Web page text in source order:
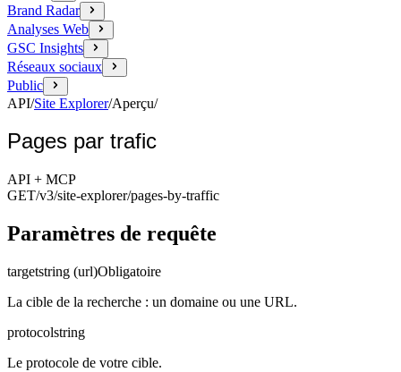
Brand Radar
Analyses Web
GSC Insights
Réseaux sociaux
Public
API/Site Explorer/Aperçu/
Pages par trafic
API + MCP
GET/v3/site-explorer/pages-by-traffic
Paramètres de requête
targetstring (url)Obligatoire
La cible de la recherche : un domaine ou une URL.
protocolstring
Le protocole de votre cible.